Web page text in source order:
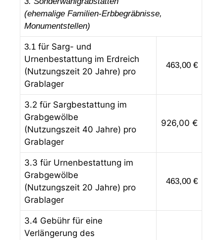
(ehemalige Familien-Erbbegräbnisse,
Monumentstellen)
3.1 für Sarg- und
Urnenbestattung im Erdreich
(Nutzungszeit 20 Jahre) pro
Grablager
463,00 €
3.2 für Sargbestattung im
Grabgewölbe
(Nutzungszeit 40 Jahre) pro
Grablager
926,00 €
3.3 für Urnenbestattung im
Grabgewölbe
(Nutzungszeit 20 Jahre) pro
Grablager
463,00 €
3.4 Gebühr für eine
Verlängerung des